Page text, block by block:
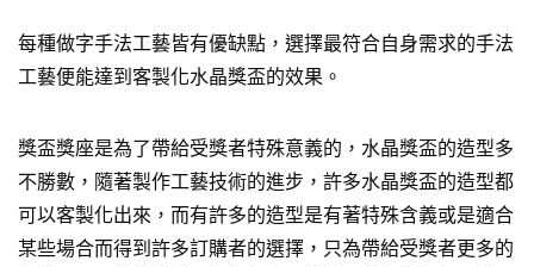
每種做字手法工藝皆有優缺點，選擇最符合自身需求的手法
工藝便能達到客製化水晶獎盃的效果。
獎盃獎座是為了帶給受獎者特殊意義的，水晶獎盃的造型多
不勝數，隨著製作工藝技術的進步，許多水晶獎盃的造型都
可以客製化出來，而有許多的造型是有著特殊含義或是適合
某些場合而得到許多訂購者的選擇，只為帶給受獎者更多的